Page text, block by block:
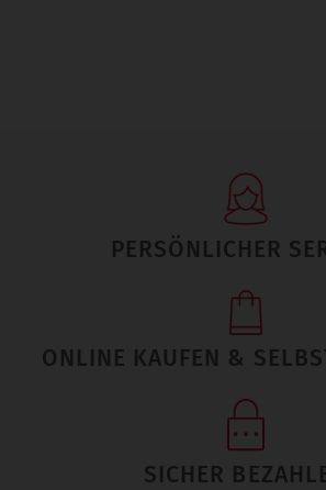
PERSÖNLICHER
ONLINE KAUFEN &
SICHER